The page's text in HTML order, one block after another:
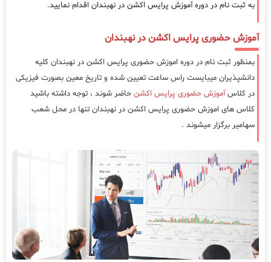
به ثبت نام در دوره آموزش پرایس اکشن در نهبندان اقدام نمایید.
آموزش حضوری پرایس اکشن در نهبندان
بمنظور ثبت نام در دوره اموزش حضوری پرایس اکشن در نهبندان کلیه
دانشپذیران میبایست راس ساعت تعیین شده و تاریخ معین بصورت فیزیکی
در کلاسآموزش حضوری پرایس اکشن حاضر شوند ، توجه داشته باشید
کلاس های اموزش حضوری پرایس اکشن در نهبندان تنها در محل شعب
سهامیر برگزار میشوند .